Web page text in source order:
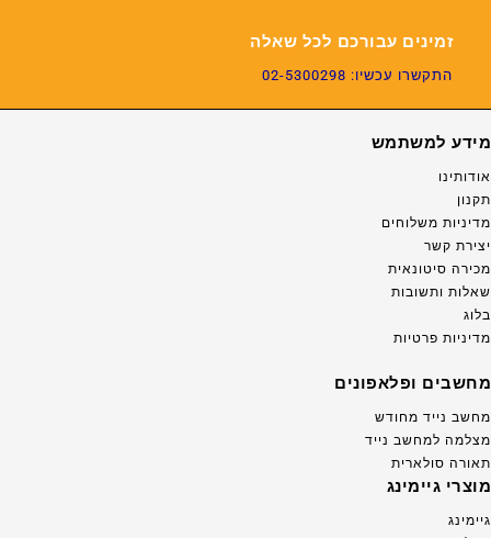
זמינים עבורכם לכל שאלה
התקשרו עכשיו: 02-5300298
מידע למשתמש
אודותינו
תקנון
מדיניות משלוחים
יצירת קשר
מכירה סיטונאית
שאלות ותשובות
בלוג
מדיניות פרטיות
מחשבים ופלאפונים
מחשב נייד מחודש
מצלמה למחשב נייד
תאורה סולארית
מוצרי גיימינג
גיימינג